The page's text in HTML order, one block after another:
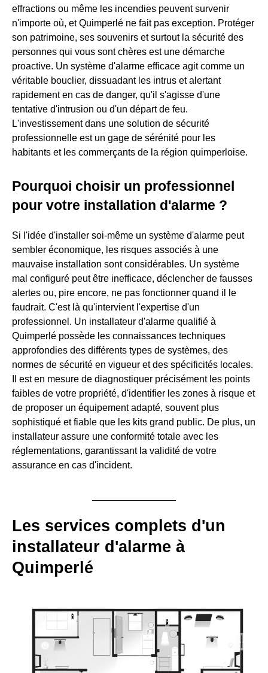
effractions ou même les incendies peuvent survenir
n'importe où, et Quimperlé ne fait pas exception. Protéger
son patrimoine, ses souvenirs et surtout la sécurité des
personnes qui vous sont chères est une démarche
proactive. Un système d'alarme efficace agit comme un
véritable bouclier, dissuadant les intrus et alertant
rapidement en cas de danger, qu'il s'agisse d'une
tentative d'intrusion ou d'un départ de feu.
L'investissement dans une solution de sécurité
professionnelle est un gage de sérénité pour les
habitants et les commerçants de la région quimperloise.
Pourquoi choisir un professionnel
pour votre installation d'alarme ?
Si l'idée d'installer soi-même un système d'alarme peut
sembler économique, les risques associés à une
mauvaise installation sont considérables. Un système
mal configuré peut être inefficace, déclencher de fausses
alertes ou, pire encore, ne pas fonctionner quand il le
faudrait. C'est là qu'intervient l'expertise d'un
professionnel. Un installateur d'alarme qualifié à
Quimperlé possède les connaissances techniques
approfondies des différents types de systèmes, des
normes de sécurité en vigueur et des spécificités locales.
Il est en mesure de diagnostiquer précisément les points
faibles de votre propriété, d'identifier les zones à risque et
de proposer un équipement adapté, souvent plus
sophistiqué et fiable que les kits grand public. De plus, un
installateur assure une conformité totale avec les
réglementations, garantissant la validité de votre
assurance en cas d'incident.
Les services complets d'un
installateur d'alarme à
Quimperlé